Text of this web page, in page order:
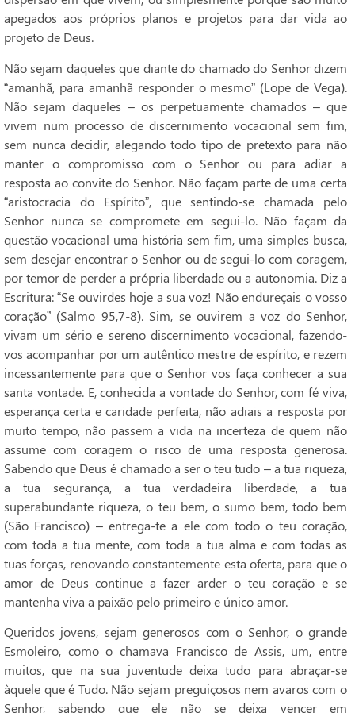
apegados aos próprios planos e projetos para dar vida ao
projeto de Deus.
Não sejam daqueles que diante do chamado do Senhor dizem
“amanhã, para amanhã responder o mesmo” (Lope de Vega).
Não sejam daqueles – os perpetuamente chamados – que
vivem num processo de discernimento vocacional sem fim,
sem nunca decidir, alegando todo tipo de pretexto para não
manter o compromisso com o Senhor ou para adiar a
resposta ao convite do Senhor. Não façam parte de uma certa
“aristocracia do Espírito”, que sentindo-se chamada pelo
Senhor nunca se compromete em segui-lo. Não façam da
questão vocacional uma história sem fim, uma simples busca,
sem desejar encontrar o Senhor ou de segui-lo com coragem,
por temor de perder a própria liberdade ou a autonomia. Diz a
Escritura: “Se ouvirdes hoje a sua voz! Não endureçais o vosso
coração” (Salmo 95,7-8). Sim, se ouvirem a voz do Senhor,
vivam um sério e sereno discernimento vocacional, fazendo-
vos acompanhar por um autêntico mestre de espírito, e rezem
incessantemente para que o Senhor vos faça conhecer a sua
santa vontade. E, conhecida a vontade do Senhor, com fé viva,
esperança certa e caridade perfeita, não adiais a resposta por
muito tempo, não passem a vida na incerteza de quem não
assume com coragem o risco de uma resposta generosa.
Sabendo que Deus é chamado a ser o teu tudo – a tua riqueza,
a tua segurança, a tua verdadeira liberdade, a tua
superabundante riqueza, o teu bem, o sumo bem, todo bem
(São Francisco) – entrega-te a ele com todo o teu coração,
com toda a tua mente, com toda a tua alma e com todas as
tuas forças, renovando constantemente esta oferta, para que o
amor de Deus continue a fazer arder o teu coração e se
mantenha viva a paixão pelo primeiro e único amor.
Queridos jovens, sejam generosos com o Senhor, o grande
Esmoleiro, como o chamava Francisco de Assis, um, entre
muitos, que na sua juventude deixa tudo para abraçar-se
àquele que é Tudo. Não sejam preguiçosos nem avaros com o
Senhor, sabendo que ele não se deixa vencer em